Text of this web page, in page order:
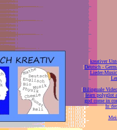
[kreativer
[Deutsch -
Lieder-
[
[Bilinguale
[learn polyglot
god come in
[In